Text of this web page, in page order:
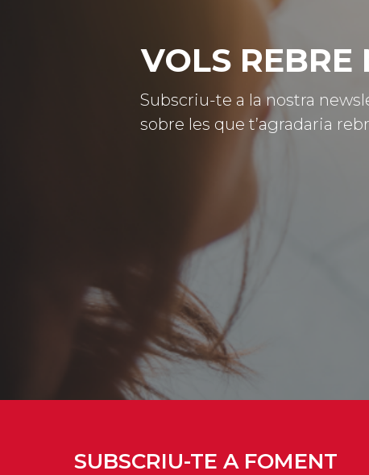
VOLS REBRE
Subscriu-te a la nostra
sobre les que t’agradaria
SUBSCRIU-TE A FOMENT